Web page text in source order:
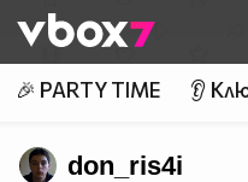
👾
🎉 PARTY TIME 👂
don_ris4i